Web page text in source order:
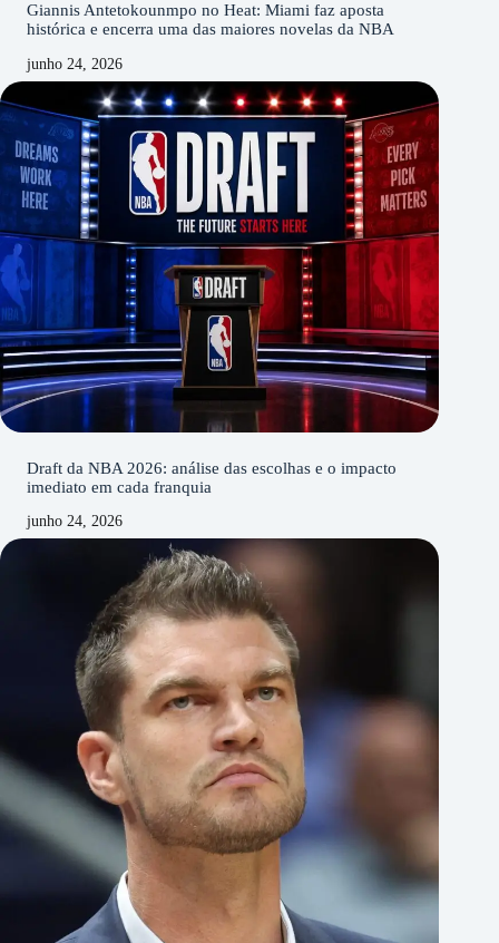
Giannis Antetokounmpo no Heat: Miami faz aposta
histórica e encerra uma das maiores novelas da NBA
junho 24, 2026
Draft da NBA 2026: análise das escolhas e o impacto
imediato em cada franquia
junho 24, 2026